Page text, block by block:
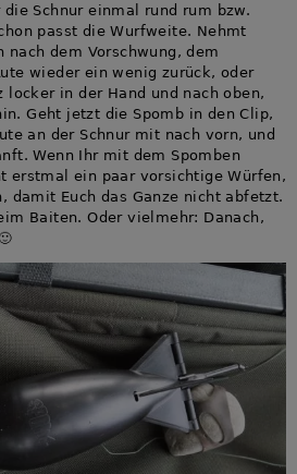
Schnur einmal rund rum bzw.
passt die Wurfweite. Nehmt
nach dem Vorschwung, dem
wieder ein wenig zurück, oder
locker in der Hand und nach oben,
Geht jetzt die Spomb in den Clip,
an der Schnur mit nach vorn, und
Wenn Ihr mit dem Spomben
erstmal ein paar vorsichtige Würfen,
damit Euch das Ganze nicht abfetzt.
Baiten. Oder vielmehr: Danach,